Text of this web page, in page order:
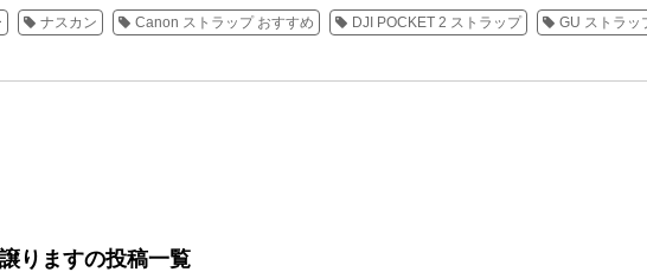
ナスカン Canon ストラップ おすすめ DJI POCKET 2 ストラップ GU ストラッ
りますの投稿一覧